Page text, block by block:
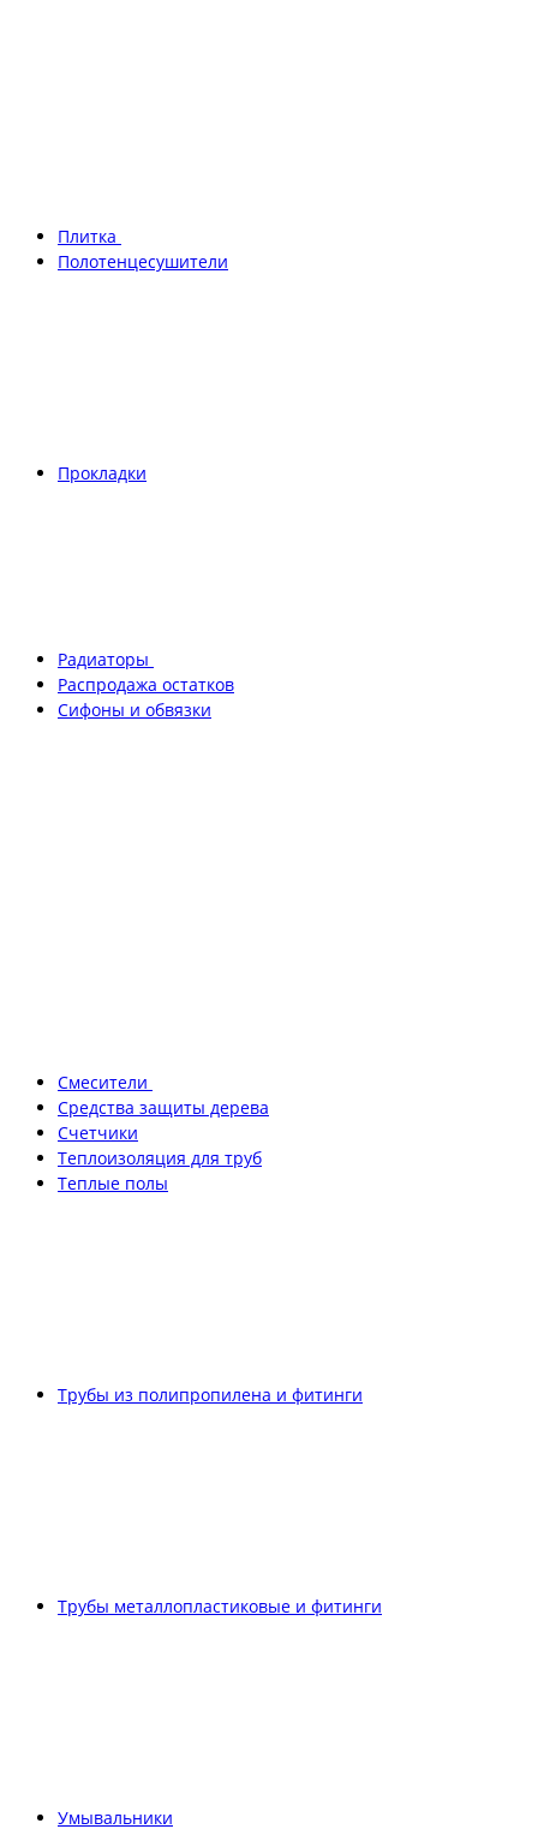
Плитка
Полотенцесушители
Прокладки
Радиаторы
Распродажа остатков
Сифоны и обвязки
Смесители
Средства защиты дерева
Счетчики
Теплоизоляция для труб
Теплые полы
Трубы из полипропилена и фитинги
Трубы металлопластиковые и фитинги
Умывальники